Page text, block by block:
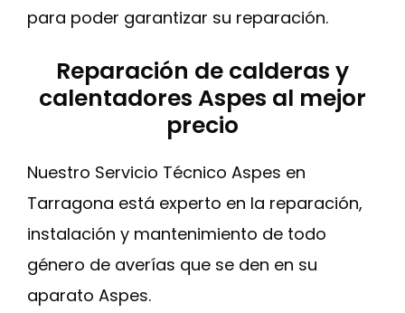
para poder garantizar su reparación.
Reparación de calderas y
calentadores Aspes al mejor
precio
Nuestro Servicio Técnico Aspes en
Tarragona está experto en la reparación,
instalación y mantenimiento de todo
género de averías que se den en su
aparato Aspes.